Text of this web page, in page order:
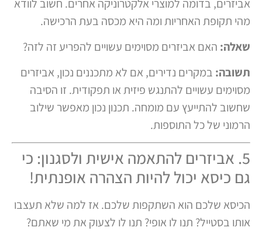
אביזרים, בדומה למוצרי אלקטרוניקה אחרים. חשוב לוודא
מהי תקופת האחריות ומה היא מכסה בעת הרכישה.
שאלה:האם אביזרים מסוימים עשויים להפריע זה לזה?
תשובה:במקרים נדירים, אם לא מתכננים נכון, אביזרים
מסוימים עשויים להתנגש פיזית או תפקודית. זו הסיבה
שחשוב להתייעץ עם מומחה. תכנון נכון מאפשר שילוב
הרמוני של כל התוספות.
5. אביזרים להתאמה אישית ולסגנון: כי
גם כיסא יכול להיות הצהרה אופנתית!
הכיסא שלכם הוא השתקפות שלכם. אז למה שלא תעצבו
אותו בסטייל? תנו לו אופי? תנו לו לצעוק את מי שאתם?